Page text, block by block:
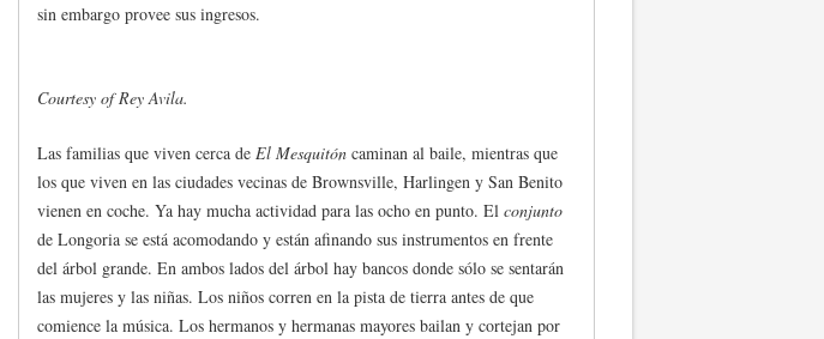
sin embargo provee sus ingresos.
Courtesy of Rey Avila.
Las familias que viven cerca de El Mesquitón caminan al baile, mientras que
los que viven en las ciudades vecinas de Brownsville, Harlingen y San Benito
vienen en coche. Ya hay mucha actividad para las ocho en punto. El conjunto
de Longoria se está acomodando y están afinando sus instrumentos en frente
del árbol grande. En ambos lados del árbol hay bancos donde sólo se sentarán
las mujeres y las niñas. Los niños corren en la pista de tierra antes de que
comience la música. Los hermanos y hermanas mayores bailan y cortejan por